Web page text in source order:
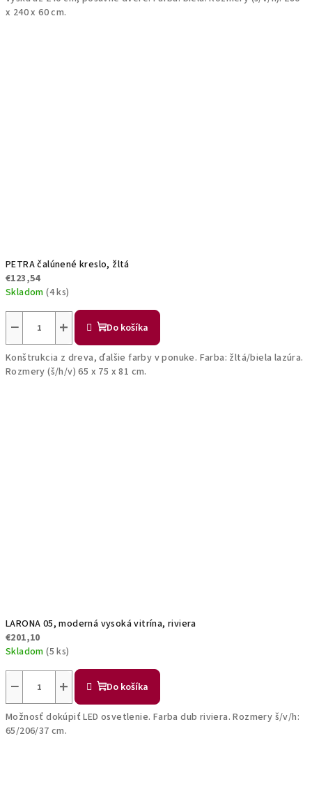
x 240 x 60 cm.
PETRA čalúnené kreslo, žltá
€123,54
Skladom(4 ks)
+
− Do košíka
Konštrukcia z dreva, ďalšie farby v ponuke. Farba: žltá/biela lazúra.
Rozmery (š/h/v) 65 x 75 x 81 cm.
LARONA 05, moderná vysoká vitrína, riviera
€201,10
Skladom(5 ks)
+
− Do košíka
Možnosť dokúpiť LED osvetlenie. Farba dub riviera. Rozmery š/v/h:
65/206/37 cm.